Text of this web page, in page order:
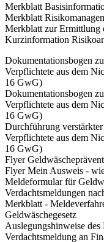
Merkblatt
Merkblatt
Merkblatt zur Ermittlung
Kurzinformation
Dokumentationsbogen
Verpflichtete aus dem
16 GwG)
Dokumentationsbogen
Verpflichtete aus dem
16 GwG)
Durchführung
Verpflichtete aus dem
16 GwG)
Flyer
Flyer Mein Ausweis -
Meldeformular für
Verdachtsmeldungen
Merkblatt -
Geldwäschegesetz
Auslegungshinweise
Verdachtsmeldung an